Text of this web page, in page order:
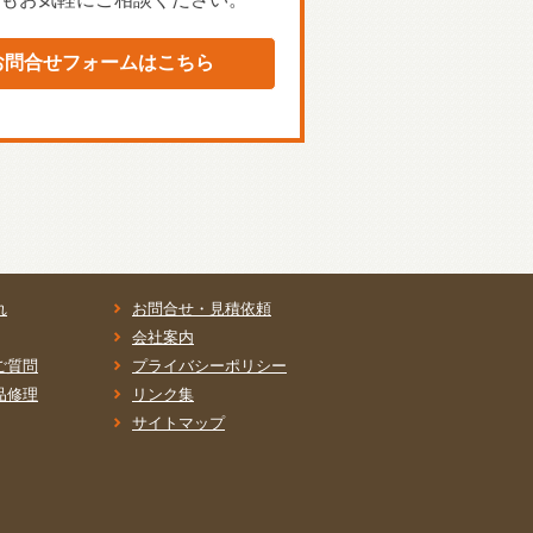
問合せフォームはこちら
質問
修理
お問合せ・見積依頼
会社案内
プライバシーポリシー
リンク集
サイトマップ